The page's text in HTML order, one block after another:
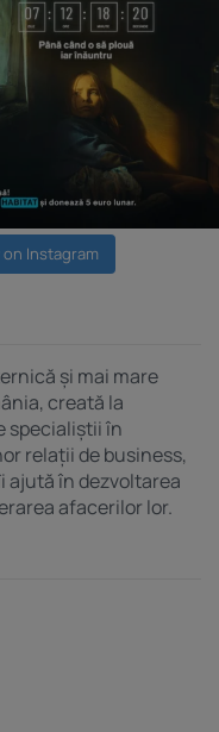
on Instagram
și mai mare
creată la
specialiștii în
relații de business,
ajută în dezvoltarea
afacerilor lor.